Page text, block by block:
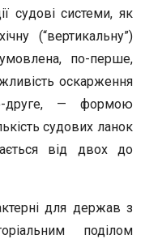
судові системи, як
(“вертикальну”)
по-перше,
оскарження
друге, — формою
судових ланок
від двох до
для держав з
поділом